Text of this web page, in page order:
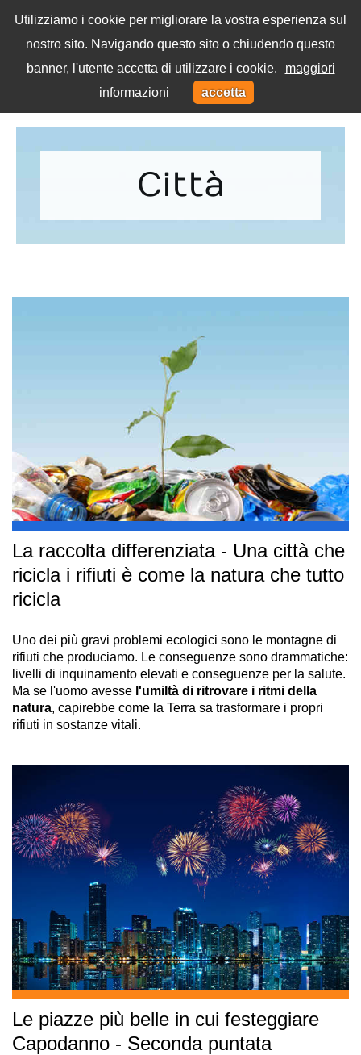
Utilizziamo i cookie per migliorare la vostra esperienza sul
nostro sito. Navigando questo sito o chiudendo questo
banner, l'utente accetta di utilizzare i cookie.
maggiori
informazioni
accetta
Menu
Città
La raccolta differenziata - Una città che
ricicla i rifiuti è come la natura che tutto
ricicla
Uno dei più gravi problemi ecologici sono le montagne di
rifiuti che produciamo. Le conseguenze sono drammatiche:
livelli di inquinamento elevati e conseguenze per la salute.
Ma se l'uomo avesse l'umiltà di ritrovare i ritmi della
natura, capirebbe come la Terra sa trasformare i propri
rifiuti in sostanze vitali.
Le piazze più belle in cui festeggiare
Capodanno - Seconda puntata